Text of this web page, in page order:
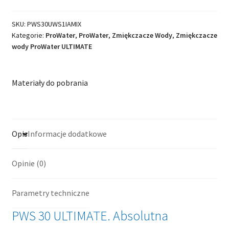
ULTIMATE
SKU: PWS30UWS1IAMIX
Kategorie: ProWater, ProWater, Zmiękczacze Wody, Zmiękczacze
wody ProWater ULTIMATE
Materiały do pobrania
OpisInformacje dodatkowe
Opinie (0)
Parametry techniczne
PWS 30 ULTIMATE. Absolutna